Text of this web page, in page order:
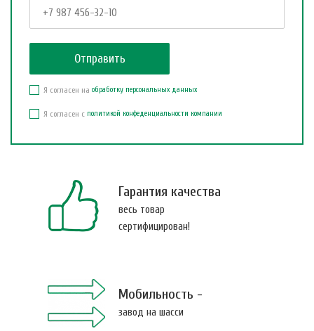
Я согласен на обработку персональных данных
Я согласен с политикой конфеденциальности компании
Гарантия качества
весь товар
сертифицирован!
Мобильность -
завод на шасси